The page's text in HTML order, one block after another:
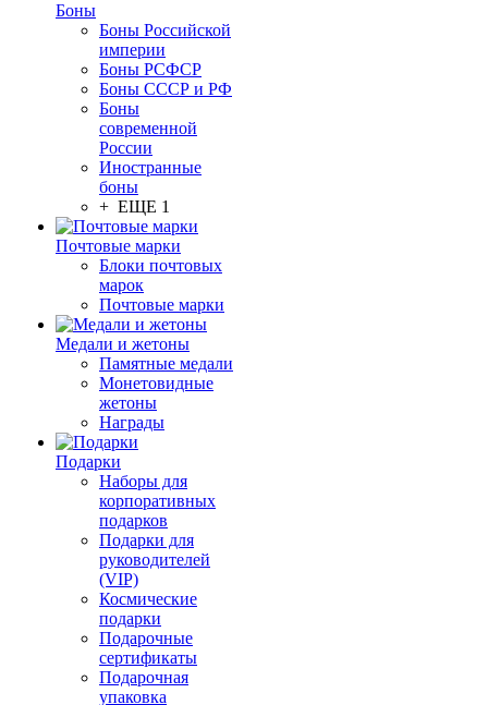
Боны
Боны Российской
империи
Боны РСФСР
Боны СССР и РФ
Боны
современной
России
Иностранные
боны
+ ЕЩЕ 1
Почтовые марки
Блоки почтовых
марок
Почтовые марки
Медали и жетоны
Памятные медали
Монетовидные
жетоны
Награды
Подарки
Наборы для
корпоративных
подарков
Подарки для
руководителей
(VIP)
Космические
подарки
Подарочные
сертификаты
Подарочная
упаковка